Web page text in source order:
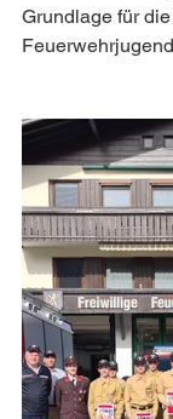
Grundlage für